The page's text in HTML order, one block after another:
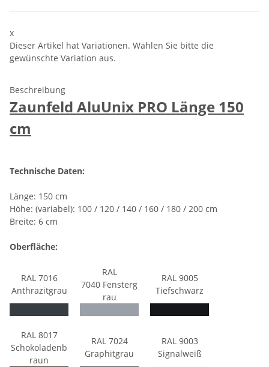
x
Dieser Artikel hat Variationen. Wählen Sie bitte die
gewünschte Variation aus.
Beschreibung
Zaunfeld AluUnix PRO Länge 150
cm
Technische Daten:
Länge: 150 cm
Höhe: (variabel): 100 / 120 / 140 / 160 / 180 / 200 cm
Breite: 6 cm
Oberfläche:
RAL 7016
Anthrazitgrau
RAL
7040 Fensterg
rau
RAL 9005
Tiefschwarz
RAL 8017
Schokoladenb
raun
RAL 7024
Graphitgrau
RAL 9003
Signalweiß